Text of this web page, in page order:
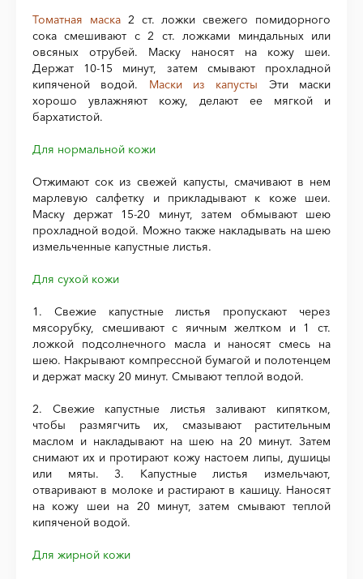
Томатная маска2 ст. ложки свежего помидорного
сока смешивают с 2 ст. ложками миндальных или
овсяных отрубей. Маску наносят на кожу шеи.
Держат 10-15 минут, затем смывают прохладной
кипяченой водой. Маски из капусты Эти маски
хорошо увлажняют кожу, делают ее мягкой и
бархатистой.
Для нормальной кожи
Отжимают сок из свежей капусты, смачивают в нем
марлевую салфетку и прикладывают к коже шеи.
Маску держат 15-20 минут, затем обмывают шею
прохладной водой. Можно также накладывать на шею
измельченные капустные листья.
Для сухой кожи
1. Свежие капустные листья пропускают через
мясорубку, смешивают с яичным желтком и 1 ст.
ложкой подсолнечного масла и наносят смесь на
шею. Накрывают компрессной бумагой и полотенцем
и держат маску 20 минут. Смывают теплой водой.
2. Свежие капустные листья заливают кипятком,
чтобы размягчить их, смазывают растительным
маслом и накладывают на шею на 20 минут. Затем
снимают их и протирают кожу настоем липы, душицы
или мяты. 3. Капустные листья измельчают,
отваривают в молоке и растирают в кашицу. Наносят
на кожу шеи на 20 минут, затем смывают теплой
кипяченой водой.
Для жирной кожи